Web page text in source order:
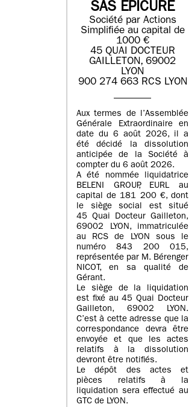
SAS EPICURE
Société par Actions
Simplifiée au capital de
1000 €
45 QUAI DOCTEUR
GAILLETON, 69002
LYON
900 274 663 RCS LYON
Aux termes de l’Assemblée
Générale Extraordinaire en
date du 6 août 2026, il a
été décidé la dissolution
anticipée de la Société à
compter du 6 août 2026.
A été nommée liquidatrice
BELENI GROUP, EURL au
capital de 181 200 €, dont
le siège social est situé
45 Quai Docteur Gailleton,
69002 LYON, immatriculée
au RCS de LYON sous le
numéro 843 200 015,
représentée par M. Bérenger
NICOT, en sa qualité de
Gérant.
Le siège de la liquidation
est fixé au45 Quai Docteur
Gailleton, 69002 LYON.
C’est à cette adresse que la
correspondance devra être
envoyée et que les actes
relatifs à la dissolution
devront être notifiés.
Le dépôt des actes et
pièces relatifs à la
liquidation sera effectué au
GTC de LYON.